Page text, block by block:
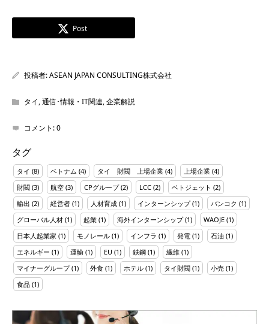
Post
投稿者:ASEAN JAPAN CONSULTING株式会社
タイ,通信･情報・IT関連,企業解説
コメント:0
タグ
タイ (8) ベトナム (4) タイ 財閥 上場企業 (4) 上場企業 (4)
財閥 (3) 航空 (3) CPグループ(2) LCC (2) ベトジェット (2)
輸出 (2) 経営者 (1) 人材育成 (1) インターンシップ(1) バンコク (1)
グローバル人材 (1) 起業 (1) 海外インターンシップ(1) WAOJE (1)
日本人起業家 (1) モノレール (1) インフラ (1) 発電 (1) 石油 (1)
エネルギー (1) 運輸 (1) EU (1) 鉄鋼 (1) 繊維 (1)
マイナーグループ(1) 外食 (1) ホテル (1) タイ財閥 (1) 小売 (1)
食品 (1)